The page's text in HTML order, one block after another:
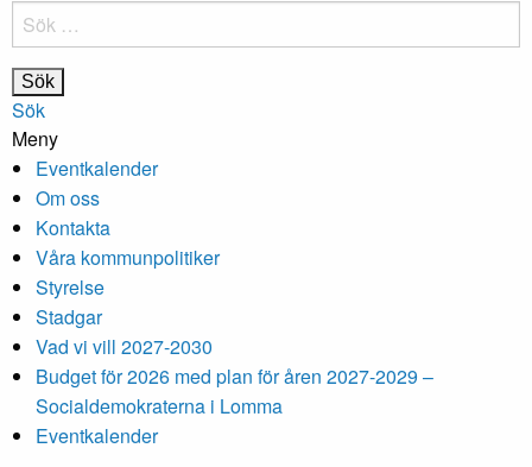
Sök
efter:
Sök
Meny
Eventkalender
Om oss
Kontakta
Våra kommunpolitiker
Styrelse
Stadgar
Vad vi vill 2027-2030
Budget för 2026 med plan för åren 2027-2029 –
Socialdemokraterna i Lomma
Eventkalender